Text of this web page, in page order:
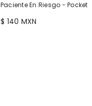
Paciente En Riesgo - Pocket
$ 140 MXN